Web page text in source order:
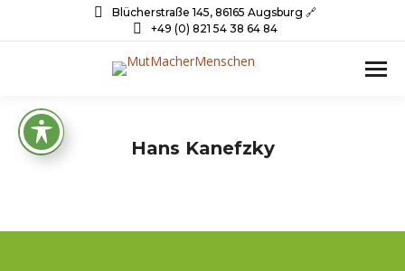
Blücherstraße 145, 86165 Augsburg 🔗
+49 (0) 821 54 38 64 84
Hans Kanefzky